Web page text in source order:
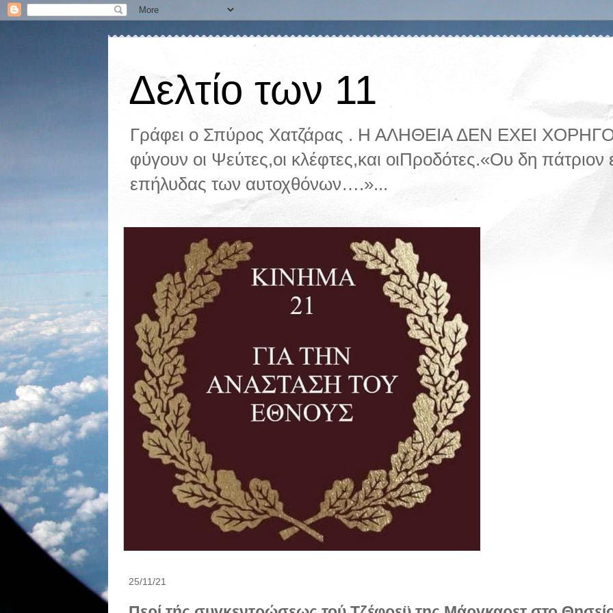
Δελτίο των 11
Γράφει ο Σπύρος Χατζάρας . Η ΑΛΗΘΕΙΑ ΔΕΝ ΕΧΕΙ ΧΟΡΗΓΟ.
φύγουν οι Ψεύτες,οι κλέφτες,και οιΠροδότες.«Ου δη πάτριον
επήλυδας των αυτοχθόνων….»...
25/11/21